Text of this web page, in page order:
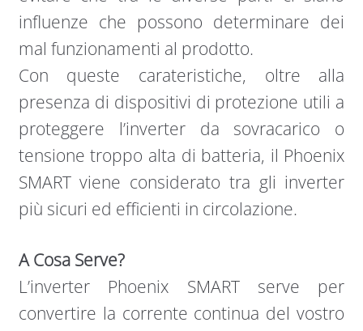
influenze che possono determinare dei
mal funzionamenti al prodotto.
Con queste carateristiche, oltre alla
presenza di dispositivi di protezione utili a
proteggere l’inverter da sovracarico o
tensione troppo alta di batteria, il Phoenix
SMART viene considerato tra gli inverter
più sicuri ed efficienti in circolazione.
A Cosa Serve?
L’inverter Phoenix SMART serve per
convertire la corrente continua del vostro